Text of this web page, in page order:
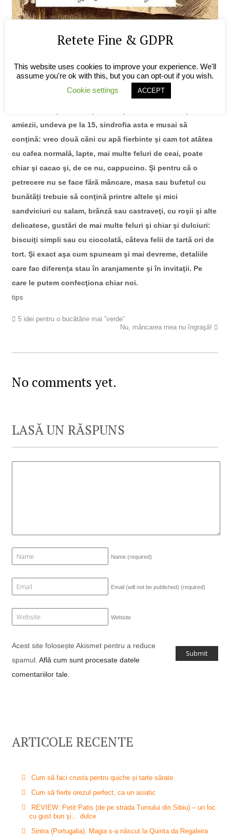
lewis carroll
fără mari pretenţii, dar cu un efect uriaş, destinată şi
recomandată celor care vor să impresioneze cu adevărat,
este cea care are două ingrediente principale: ceai şi
amiezii, undeva pe la 15, sindrofia asta e musai să
conţină: vreo două căni cu apă fierbinte şi cam tot atâtea
cu cafea normală, lapte, mai multe feluri de ceai, poate
chiar şi cacao şi, de ce nu, cappucino. Şi pentru că o
petrecere nu se face fără mâncare, masa sau bufetul cu
bunătăţi trebuie să conţină printre altele şi mici
sandviciuri cu salam, brânză sau castraveţi, cu roşii şi alte
delicatese, gustări de mai multe feluri şi chiar şi dulciuri:
biscuiţi simpli sau cu ciocolată, câteva felii de tartă ori de
tort. Şi exact aşa cum spuneam şi mai devreme, detaliile
care fac diferenţa stau în aranjamente şi în invitaţii. Pe
care le putem confecţiona chiar noi.
tips
5 idei pentru o bucătărie mai ”verde”
Nu, mâncarea mea nu îngraşă!
No comments yet.
LASĂ UN RĂSPUNS
Name (required)
Email (will not be published) (required)
Website
Acest site folosește Akismet pentru a reduce
spamul. Află cum sunt procesate datele
comentariilor tale.
ARTICOLE RECENTE
Cum să faci crusta pentru quiche și tarte sărate
Cum să fierbi orezul perfect, ca un asiatic
REVIEW: Petit Patis (de pe strada Turnului din Sibiu) – un loc
cu gust bun şi… dulce
Sintra (Portugalia). Magia s-a născut la Quinta da Regaleira
Retete Fine & GDPR
This website uses cookies to improve your experience. We'll
assume you're ok with this, but you can opt-out if you wish.
Cookie settings
ACCEPT